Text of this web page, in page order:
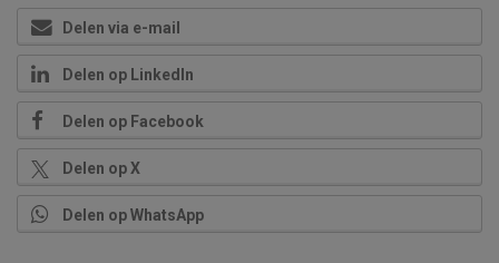
Delen via e-mail
Delen op LinkedIn
Delen op Facebook
Delen op X
Delen op WhatsApp